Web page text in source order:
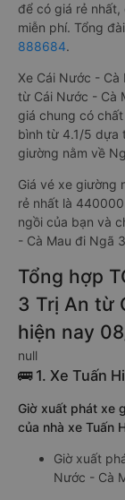
để có giá rẻ
miễn phí. Tổng
888684.
Xe Cái Nước -
từ Cái Nước - Cà
giá chung có
bình từ 4.1/5 dựa
giường nằm về
Giá vé xe giường
rẻ nhất là
ngồi của bạn và
- Cà Mau đi Ngã
Tổng hợp
3 Trị An từ
hiện nay
null
🚌 1. Xe Tuấn
Giờ xuất phát xe
của nhà xe Tuấn
Giờ xuất
Nước - Cà